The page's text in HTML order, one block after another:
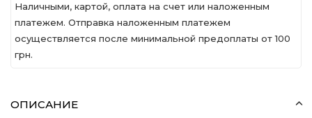
Наличными, картой, оплата на счет или наложенным
платежем. Отправка наложенным платежем
осуществляется после минимальной предоплаты от 100
грн.
ОПИСАНИЕ